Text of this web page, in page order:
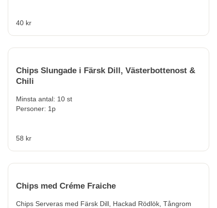
40 kr
Chips Slungade i Färsk Dill, Västerbottenost &
Chili
Minsta antal: 10 st
Personer: 1p
58 kr
Chips med Créme Fraiche
Chips Serveras med Färsk Dill, Hackad Rödlök, Tångrom